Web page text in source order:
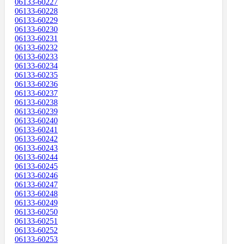
06133-60227
06133-60228
06133-60229
06133-60230
06133-60231
06133-60232
06133-60233
06133-60234
06133-60235
06133-60236
06133-60237
06133-60238
06133-60239
06133-60240
06133-60241
06133-60242
06133-60243
06133-60244
06133-60245
06133-60246
06133-60247
06133-60248
06133-60249
06133-60250
06133-60251
06133-60252
06133-60253